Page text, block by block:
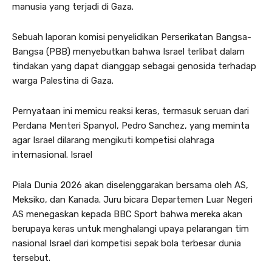
manusia yang terjadi di Gaza.
Sebuah laporan komisi penyelidikan Perserikatan Bangsa-
Bangsa (PBB) menyebutkan bahwa Israel terlibat dalam
tindakan yang dapat dianggap sebagai genosida terhadap
warga Palestina di Gaza.
Pernyataan ini memicu reaksi keras, termasuk seruan dari
Perdana Menteri Spanyol, Pedro Sanchez, yang meminta
agar Israel dilarang mengikuti kompetisi olahraga
internasional. Israel
Piala Dunia 2026 akan diselenggarakan bersama oleh AS,
Meksiko, dan Kanada. Juru bicara Departemen Luar Negeri
AS menegaskan kepada BBC Sport bahwa mereka akan
berupaya keras untuk menghalangi upaya pelarangan tim
nasional Israel dari kompetisi sepak bola terbesar dunia
tersebut.